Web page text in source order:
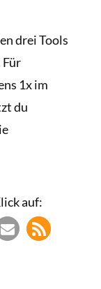
drei Tools
1x im
du
auf: